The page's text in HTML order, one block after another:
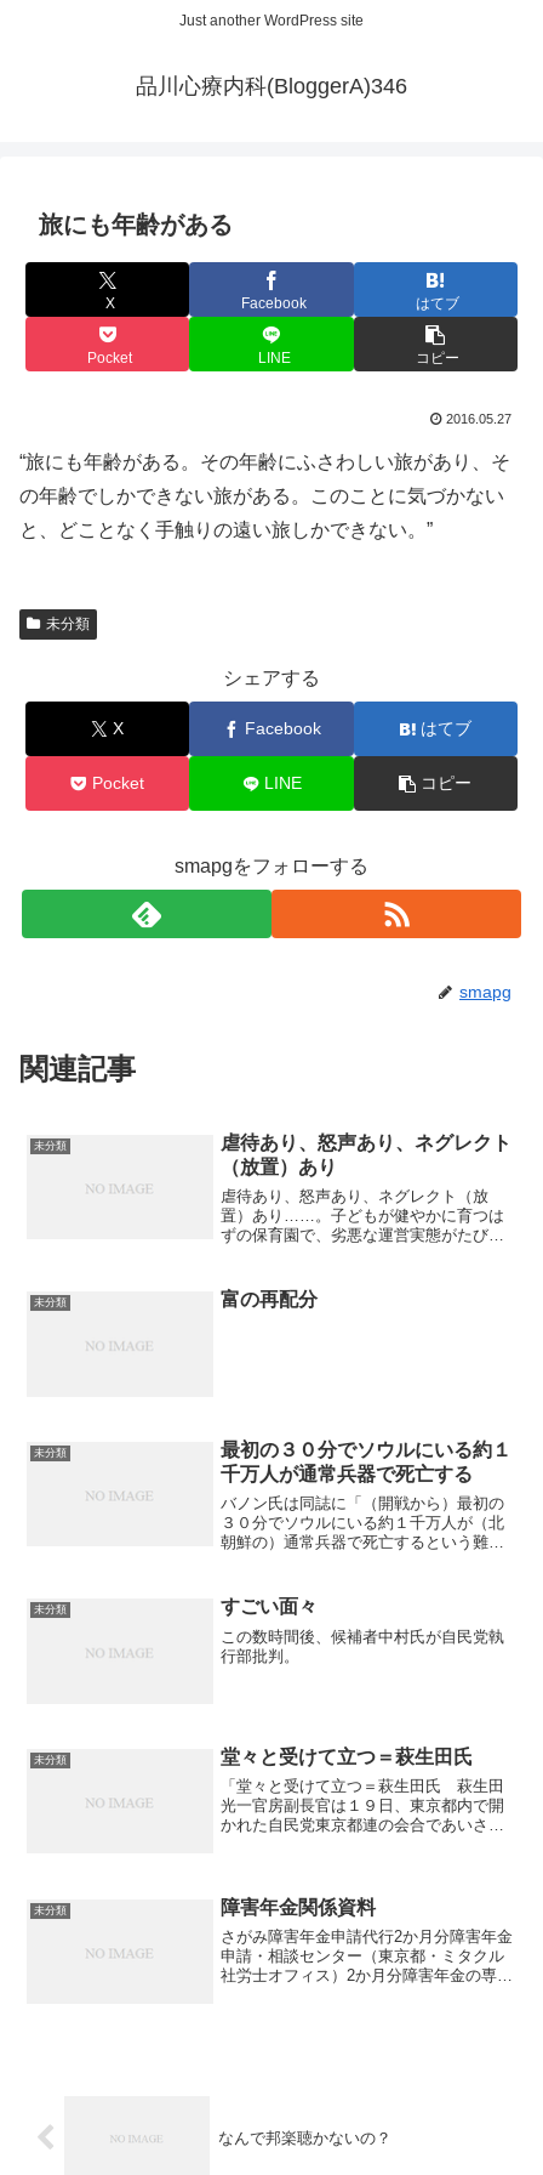
Just another WordPress site
品川心療内科(BloggerA)346
旅にも年齢がある
X Facebook はてブ
Pocket LINE コピー
2016.05.27
“旅にも年齢がある。その年齢にふさわしい旅があり、そ
の年齢でしかできない旅がある。このことに気づかない
と、どことなく手触りの遠い旅しかできない。”
未分類
シェアする
X Facebook はてブ
Pocket LINE コピー
smapgをフォローする
smapg
関連記事
未分類
虐待あり、怒声あり、ネグレクト
（放置）あり
虐待あり、怒声あり、ネグレクト（放
置）あり……。子どもが健やかに育つは
ずの保育園で、劣悪な運営実態がたびた
川敷にある広場。保育園児の楽しそうな
遊び声をさえぎるように、怒...
未分類 富の再配分
未分類
最初の３０分でソウルにいる約１
千万人が通常兵器で死亡する
バノン氏は同誌に「（開戦から）最初の
３０分でソウルにいる約１千万人が（北
朝鮮の）通常兵器で死亡するという難題
た。
未分類 すごい面々
この数時間後、候補者中村氏が自民党執
行部批判。
未分類 堂々と受けて立つ＝萩生田氏
「堂々と受けて立つ＝萩生田氏 萩生田
光一官房副長官は１９日、東京都内で開
かれた自民党東京都連の会合であいさつ
われるのは不名誉だ。都議...
未分類 障害年金関係資料
さがみ障害年金申請代行2か月分障害年金
申請・相談センター（東京都・ミタクル
社労士オフィス）2か月分障害年金の専門
なんで邦楽聴かないの？